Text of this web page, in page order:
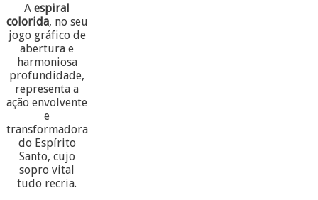
Aespiral
colorida, no seu
jogo gráfico de
abertura e
harmoniosa
profundidade,
representa a
ação envolvente
e
transformadora
do Espírito
Santo, cujo
sopro vital
tudo recria.